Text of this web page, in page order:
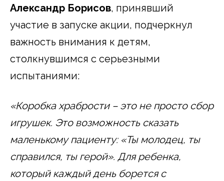
Александр Борисов, принявший
участие в запуске акции, подчеркнул
важность внимания к детям,
столкнувшимся с серьезными
испытаниями:
«Коробка храбрости – это не просто сбор
игрушек. Это возможность сказать
маленькому пациенту: «Ты молодец, ты
справился, ты герой». Для ребенка,
который каждый день борется с